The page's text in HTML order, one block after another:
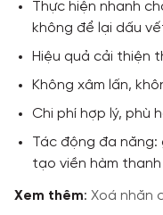
Thực hiện nhanh
không để lại dấu
Hiệu quả cải thiện
Không xâm lấn,
Chi phí hợp lý, phù
Tác động đa năng:
tạo viền hàm
Xem thêm: Xoá nhăn